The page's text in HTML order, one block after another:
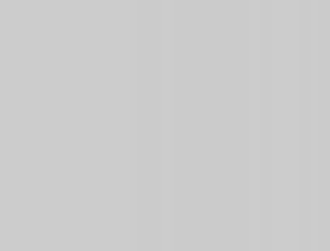
SOL DE VERANO